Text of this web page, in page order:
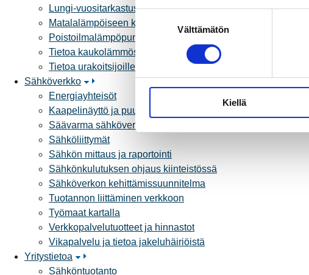
S
u
o
s
t
u
k
e
n
v
a
i
n
Välttämätön
Kiellä
Lungi-vuositarkastus kuluttajille
Matalalämpöiseen kaukolämpöön siirtyminen
Poistoilmalämpöpumppu kaukolämpötaloon
Tietoa kaukolämmöstä
Tietoa urakoitsijoille
Sähköverkko
Energiayhteisöt
Kaapelinäyttö ja puunkaatoapu
Säävarma sähköverkko
Sähköliittymät
Sähkön mittaus ja raportointi
Sähkönkulutuksen ohjaus kiinteistössä
Sähköverkon kehittämissuunnitelma
Tuotannon liittäminen verkkoon
Työmaat kartalla
Verkkopalvelutuotteet ja hinnastot
Vikapalvelu ja tietoa jakeluhäiriöistä
Yritystietoa
Sähköntuotanto